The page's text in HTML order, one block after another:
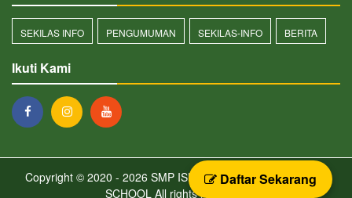
SEKILAS INFO PENGUMUMAN SEKILAS-INFO BERITA
Ikuti Kami
Copyright © 2020 - 2026 SMP ISLAM ASHIDDIQ BOARDING
SCHOOL All rights reserved.
Daftar Sekarang